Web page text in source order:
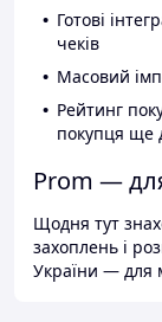
Готові
чеків
Масовий
Рейтинг
покупця ще
Prom —
Щодня тут
захоплень і
України — для